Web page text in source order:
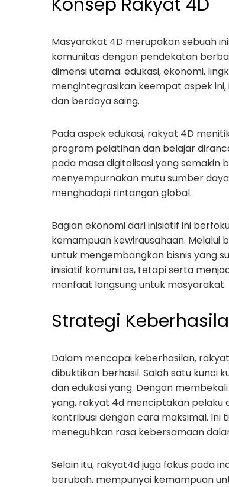
Masyarakat 4D merupakan sebuah
komunitas dengan pendekatan
dimensi utama: edukasi, ekonomi,
mengintegrasikan keempat aspek
dan berdaya saing.
Pada aspek edukasi, rakyat 4D
program pelatihan dan belajar
pada masa digitalisasi yang semakin
menyempurnakan mutu sumber
menghadapi rintangan global.
Bagian ekonomi dari inisiatif ini
kemampuan kewirausahaan. Melalui
untuk mengembangkan bisnis yang
inisiatif komunitas, tetapi serta
manfaat langsung untuk masyarakat.
Strategi
Dalam mencapai keberhasilan,
dibuktikan berhasil. Salah satu kunci
dan edukasi yang. Dengan
yang, rakyat 4d menciptakan pelaku
kontribusi dengan cara maksimal. Ini
meneguhkan rasa kebersamaan
Selain itu, rakyat4d juga fokus pada
berubah, mempunyai kemampuan